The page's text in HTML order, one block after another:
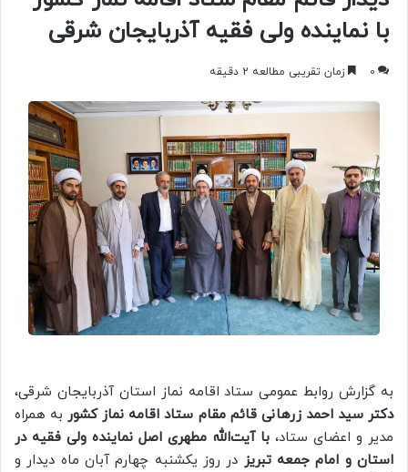
با نماینده ولی فقیه آذربایجان شرقی
0 زمان تقریبی مطالعه 2 دقیقه
به گزارش روابط عمومی ستاد اقامه نماز استان آذربایجان شرقی،
دکتر سید احمد زرهانی قائم مقام ستاد اقامه نماز کشور به همراه
مدیر و اعضای ستاد،با آیت‌الله مطهری اصل نماینده ولی فقیه در
استان و امام جمعه تبریز در روز یکشنبه چهارم آبان ماه دیدار و